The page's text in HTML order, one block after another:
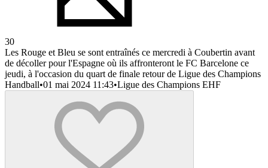
30
Les Rouge et Bleu se sont entraînés ce mercredi à Coubertin avant
de décoller pour l'Espagne où ils affronteront le FC Barcelone ce
jeudi, à l'occasion du quart de finale retour de Ligue des Champions
Handball•01 mai 2024 11:43•Ligue des Champions EHF